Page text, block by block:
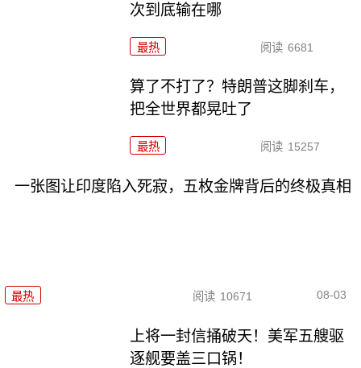
次到底输在哪
最热 阅读 6681
算了不打了？特朗普这脚刹车，
把全世界都晃吐了
最热 阅读 15257
一张图让印度陷入死寂，五枚金牌背后的终极真相
最热 阅读 10671 08-03
上将一封信捅破天！美军五艘驱
逐舰要盖三口锅！